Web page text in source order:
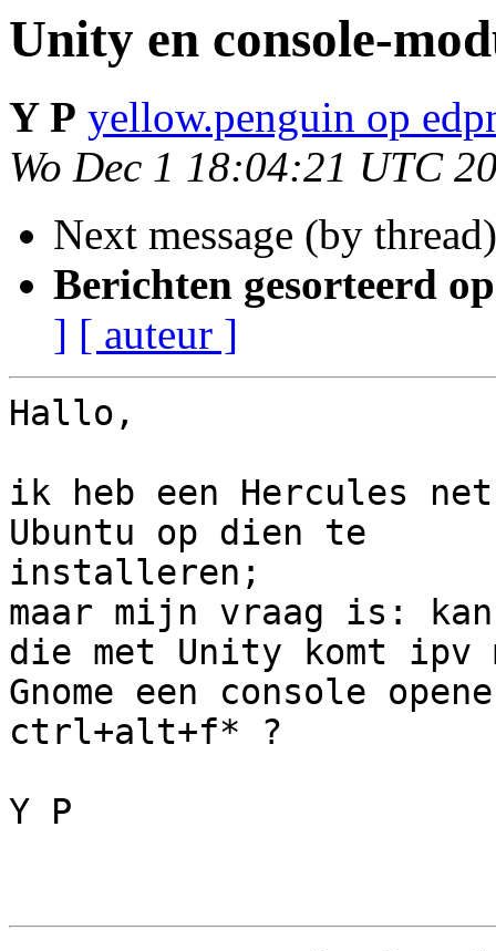
Unity en console-
Y P yellow.penguin op
Wo Dec 1 18:04:21 UTC
Next message (by
Berichten gesorteerd
] [ auteur ]
Hallo,
ik heb een Hercules
Ubuntu op dien te
installeren;
maar mijn vraag is:
die met Unity komt ipv
Gnome een console
ctrl+alt+f* ?
Y P